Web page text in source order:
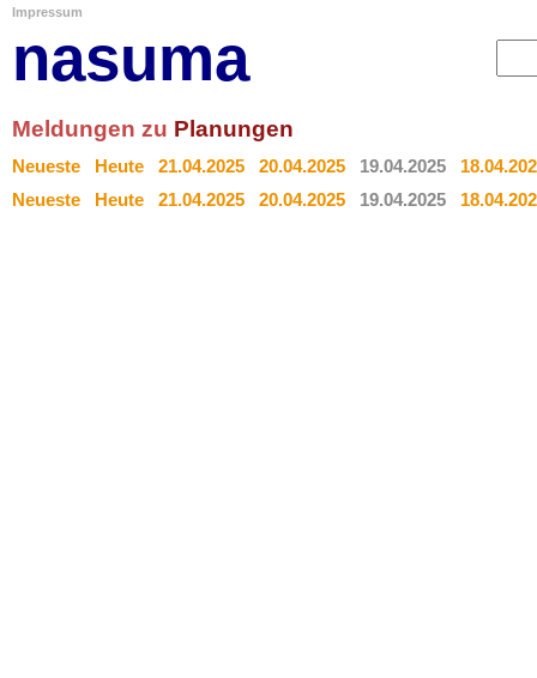
Impressum
nasuma
Meldungen zu Planungen
Neueste Heute 21.04.2025 20.04.2025 19.04.2025
Neueste
Heute 21.04.2025 20.04.2025 19.04.2025